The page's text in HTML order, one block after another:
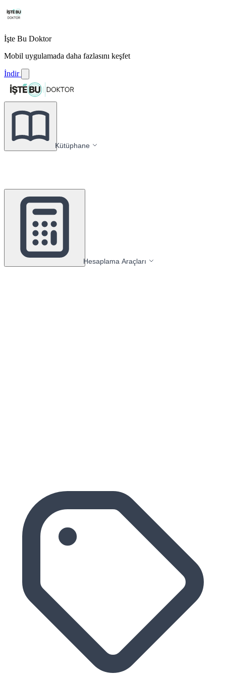
İşte Bu Doktor
Mobil uygulamada daha fazlasını keşfet
İndir
Kütüphane
Hesaplama Araçları